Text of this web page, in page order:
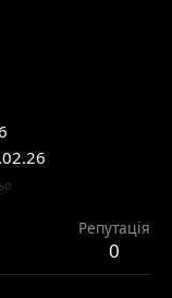
Репутація
0